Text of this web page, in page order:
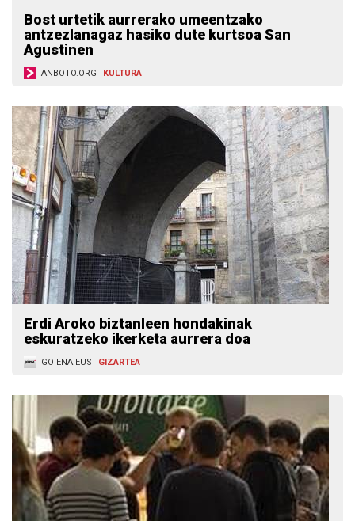
Bost urtetik aurrerako umeentzako
antzezlanagaz hasiko dute kurtsoa San
Agustinen
ANBOTO.ORG KULTURA
Erdi Aroko biztanleen hondakinak
eskuratzeko ikerketa aurrera doa
GOIENA.EUS GIZARTEA